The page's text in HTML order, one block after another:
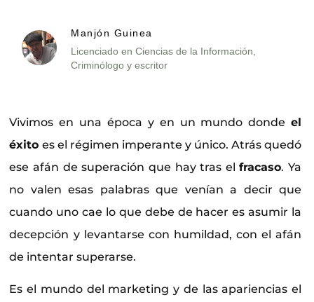
Manjón Guinea
Licenciado en Ciencias de la Información,
Criminólogo y escritor
Vivimos en una época y en un mundo dondeel
éxito es el régimen imperante y único. Atrás quedó
ese afán de superación que hay tras elfracaso. Ya
no valen esas palabras que venían a decir que
cuando uno cae lo que debe de hacer es asumir la
decepción y levantarse con humildad, con el afán
de intentar superarse.
Es el mundo del marketing y de las apariencias el